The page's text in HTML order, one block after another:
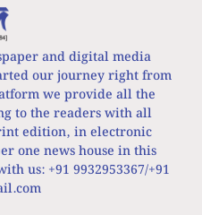
and digital media
our journey right from
we provide all the
to the readers with all
edition, in electronic
one news house in this
us: +91 9932953367/+91